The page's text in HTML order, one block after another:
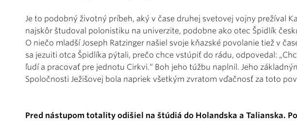
Je to podobný životný príbeh, aký v čase druhej svetovej vojny prežíval
najskôr študoval polonistiku na univerzite, podobne ako otec Špidlík
O niečo mladší Joseph Ratzinger našiel svoje kňazské povolanie tiež v
sa jezuiti otca Špidlíka pýtali, prečo chce vstúpiť do rádu, odpovedal:
ľudí a pracovať pre jednotu Cirkvi.“ Boh jeho túžbu naplnil. Jeho
Spoločnosti Ježišovej bola napriek všetkým zvratom vďačnosť za toto
Pred nástupom totality odišiel na štúdiá do Holandska a Talianska.